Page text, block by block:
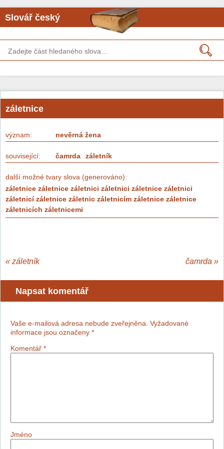
Slovář český
záletnice
význam: nevěrná žena
související: čamrda záletník
další možné tvary slova (generováno):
záletnice záletnice záletnici záletnici záletnice záletnici
záletnicí záletnice záletnic záletnicím záletnice záletnice
záletnicích záletnicemi
« záletník čamrda »
Napsat komentář
Vaše e-mailová adresa nebude zveřejněna. Vyžadované
informace jsou označeny *
Komentář *
Jméno